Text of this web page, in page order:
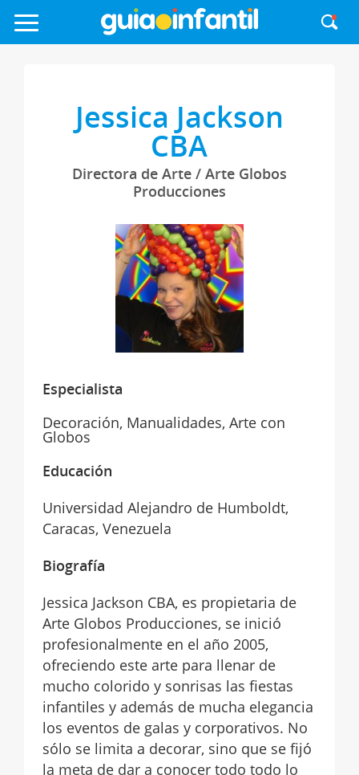
Jessica Jackson
CBA
Directora de Arte / Arte Globos
Producciones
Especialista
Decoración, Manualidades, Arte con
Globos
Educación
Universidad Alejandro de Humboldt,
Caracas, Venezuela
Biografía
Jessica Jackson CBA, es propietaria de
Arte Globos Producciones, se inició
profesionalmente en el año 2005,
ofreciendo este arte para llenar de
mucho colorido y sonrisas las fiestas
infantiles y además de mucha elegancia
los eventos de galas y corporativos. No
sólo se limita a decorar, sino que se fijó
la meta de dar a conocer todo todo lo